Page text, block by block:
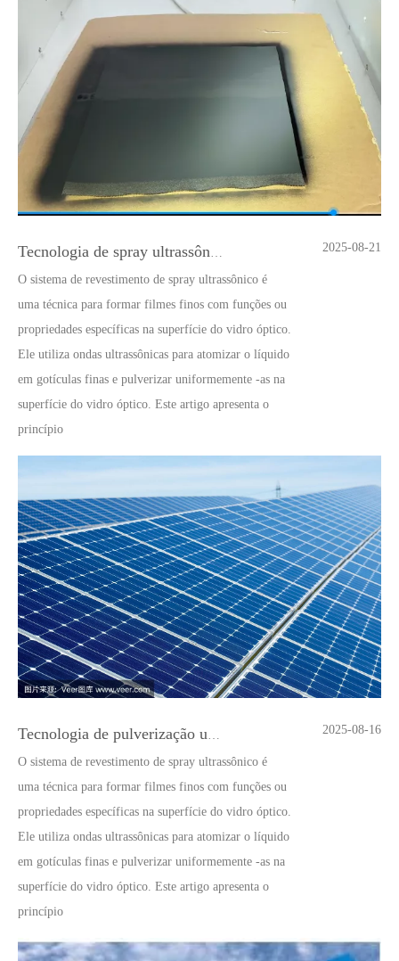
O sistema de revestimento de spray ultrassônico é
uma técnica para formar filmes finos com funções ou
propriedades específicas na superfície do vidro óptico.
Ele utiliza ondas ultrassônicas para atomizar o líquido
em gotículas finas e pulverizar uniformemente -as na
superfície do vidro óptico. Este artigo apresenta o
princípio
2025-08-21
O sistema de revestimento de spray ultrassônico é
uma técnica para formar filmes finos com funções ou
propriedades específicas na superfície do vidro óptico.
Ele utiliza ondas ultrassônicas para atomizar o líquido
em gotículas finas e pulverizar uniformemente -as na
superfície do vidro óptico. Este artigo apresenta o
princípio
2025-08-16